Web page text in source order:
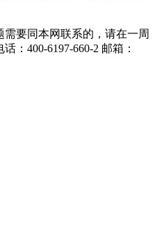
要同本网联系的，请在一周
：400-6197-660-2 邮箱：